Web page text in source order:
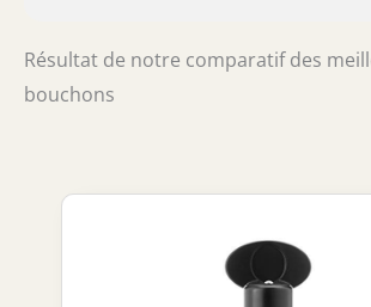
Résultat de notre comparatif des
bouchons